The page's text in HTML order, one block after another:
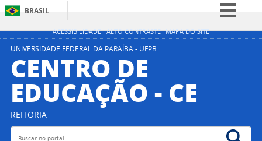
ACESSIBILIDADE ALTO CONTRASTE MAPA DO SITE
BRASIL
Simplifique!
Acesso à informação
Legislação
UNIVERSIDADE FEDERAL DA PARAÍBA - UFPB
CENTRO DE
EDUCAÇÃO - CE
REITORIA
Buscar no portal